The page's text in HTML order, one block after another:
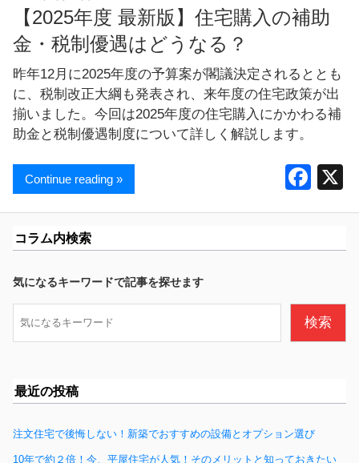
【2025年度 最新版】住宅購入の補助
金・税制優遇はどうなる？
昨年12月に2025年度の予算案が閣議決定されるととも
に、税制改正大綱も発表され、来年度の住宅政策が出
揃いました。今回は2025年度の住宅購入にかかわる補
助金と税制優遇制度について詳しく解説します。
F
e
o
o
Continue reading »
コラム内検索
気になるキーワードで記事を探せます
索
検索
最近の投稿
注文住宅で後悔しない！新築でおすすめの設備とオプション選び
10年で約２倍！今、平屋住宅が人気！そのメリットと知っておきたい